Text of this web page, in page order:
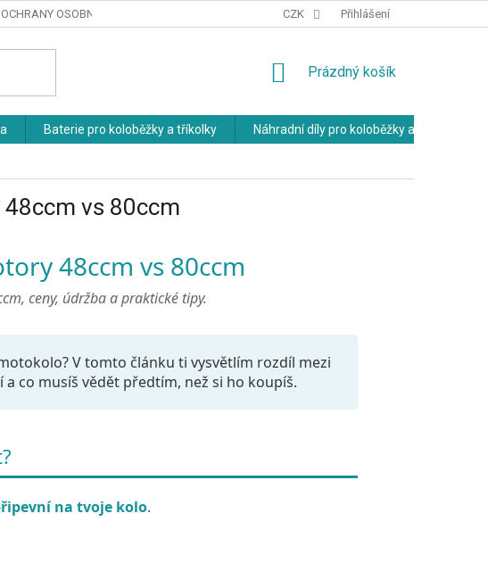
OSOBNÍCH ÚDAJŮ OBCHODNÍ PODMÍNKY
CZK Přihlášení
NÁKUPNÍ
Prázdný košík
Baterie pro koloběžky a tříkolky Náhradní díly pro koloběžky a tříkolky
vs 80ccm
48ccm vs 80ccm
ceny, údržba a praktické tipy.
V tomto článku ti vysvětlím rozdíl mezi
co musíš vědět předtím, než si ho koupíš.
na tvoje kolo.